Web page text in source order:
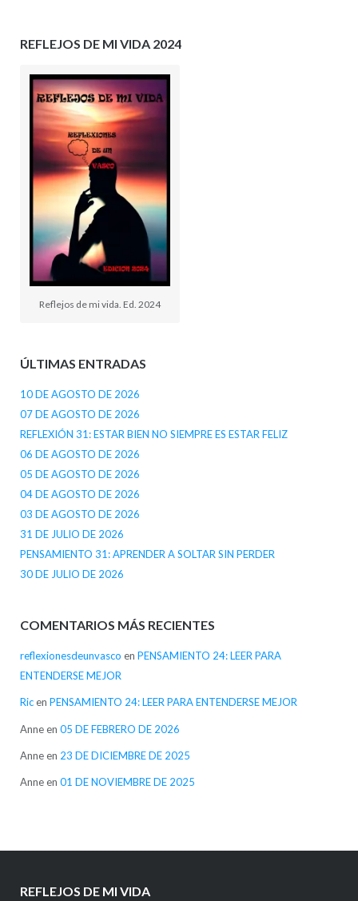
REFLEJOS DE MI VIDA 2024
Reflejos de mi vida. Ed. 2024
ÚLTIMAS ENTRADAS
10 DE AGOSTO DE 2026
07 DE AGOSTO DE 2026
REFLEXIÓN 31: ESTAR BIEN NO SIEMPRE ES ESTAR FELIZ
06 DE AGOSTO DE 2026
05 DE AGOSTO DE 2026
04 DE AGOSTO DE 2026
03 DE AGOSTO DE 2026
31 DE JULIO DE 2026
PENSAMIENTO 31: APRENDER A SOLTAR SIN PERDER
30 DE JULIO DE 2026
COMENTARIOS MÁS RECIENTES
reflexionesdeunvasco en PENSAMIENTO 24: LEER PARA
ENTENDERSE MEJOR
Ricen PENSAMIENTO 24: LEER PARA ENTENDERSE MEJOR
Anneen 05 DE FEBRERO DE 2026
Anneen 23 DE DICIEMBRE DE 2025
Anneen 01 DE NOVIEMBRE DE 2025
REFLEJOS DE MI VIDA